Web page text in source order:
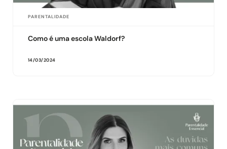
PARENTALIDADE
Como é uma escola Waldorf?
14/03/2024